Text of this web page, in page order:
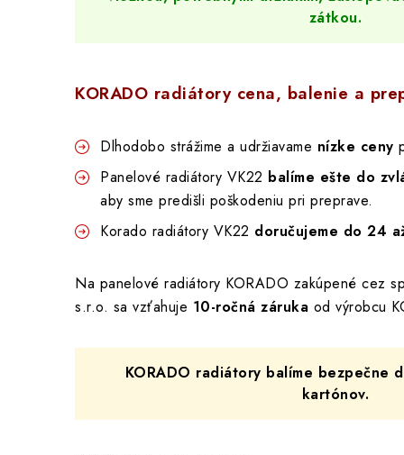
zátkou.
KORADO radiátory cena, balenie a
Dlhodobo strážime a udržiavame nízke ceny
Panelové radiátory VK22 balíme ešte do
aby sme predišli poškodeniu pri preprave.
Korado radiátory VK22 doručujeme do 24
Na panelové radiátory KORADO zakúpené cez
s.r.o. sa vzťahuje 10-ročná záruka od výrobcu
KORADO radiátory balíme bezpečne
kartónov.